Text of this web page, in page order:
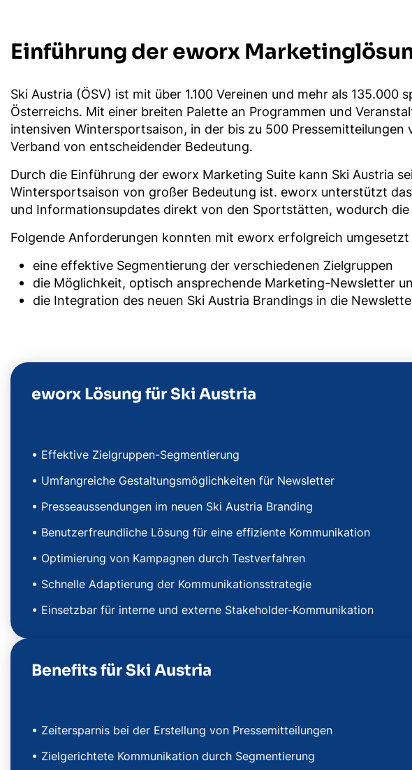
Einführung der eworx
Ski Austria (ÖSV) ist mit über 1.100 Vereinen und mehr als
Österreichs. Mit einer breiten Palette an Programmen und
intensiven Wintersportsaison, in der bis zu 500
Verband von entscheidender Bedeutung.
Durch die Einführung der eworx Marketing Suite kann Ski Austria
Wintersportsaison von großer Bedeutung ist. eworx unterstützt
und Informationsupdates direkt von den Sportstätten, wodurch
Folgende Anforderungen konnten mit eworx erfolgreich umgesetzt
eine effektive Segmentierung der verschiedenen Zielgruppen
die Möglichkeit, optisch ansprechende Marketing-Newsletter
die Integration des neuen Ski Austria Brandings in die
eworx Lösung für Ski Austria
• Effektive Zielgruppen-Segmentierung
• Umfangreiche Gestaltungsmöglichkeiten für Newsletter
• Presseaussendungen im neuen Ski Austria Branding
• Benutzerfreundliche Lösung für eine effiziente Kommunikation
• Optimierung von Kampagnen durch Testverfahren
• Schnelle Adaptierung der Kommunikationsstrategie
• Einsetzbar für interne und externe Stakeholder-Kommunikation
Benefits für Ski Austria
• Zeitersparnis bei der Erstellung von Pressemitteilungen
• Zielgerichtete Kommunikation durch Segmentierung